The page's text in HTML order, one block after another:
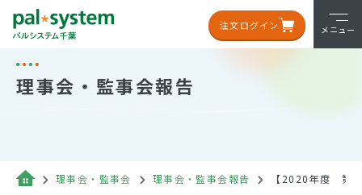
注文ログイン メニュー
理事会・監事会報告
理事会・監事会 理事会・監事会報告 【2020年度 第